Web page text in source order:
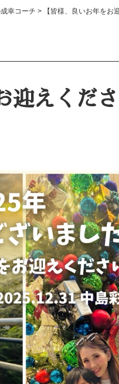
幸コーチ > 【皆様、良いお年をお
迎えくださ